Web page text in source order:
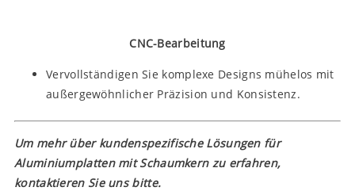
CNC-Bearbeitung
Vervollständigen Sie komplexe Designs mühelos mit
außergewöhnlicher Präzision und Konsistenz.
Um mehr über kundenspezifische Lösungen für
Aluminiumplatten mit Schaumkern zu erfahren,
kontaktieren Sie uns bitte.